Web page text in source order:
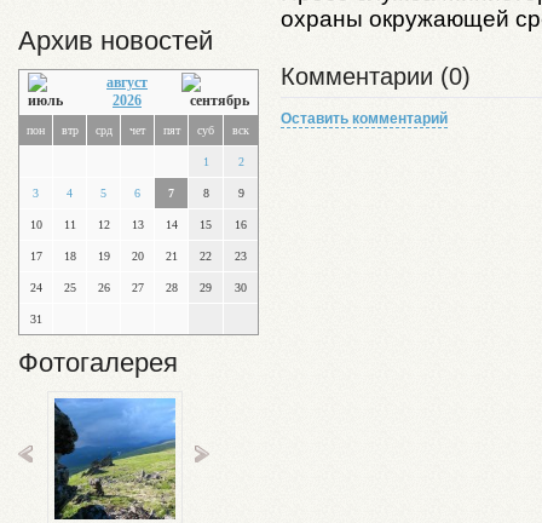
Архив новостей
август
2026
пон втр срд чет пят суб вск
1 2
3 4 5 6 7 8 9
10 11 12 13 14 15 16
17 18 19 20 21 22 23
24 25 26 27 28 29 30
31
Фотогалерея
охраны окружающей
Комментарии (0)
Оставить комментарий